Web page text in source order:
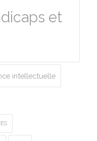
et
intellectuelle